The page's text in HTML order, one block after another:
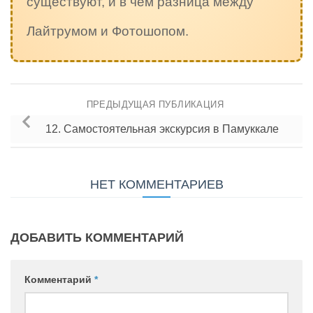
Лайтрумом и Фотошопом.
ПРЕДЫДУЩАЯ ПУБЛИКАЦИЯ
12. Самостоятельная экскурсия в Памуккале
НЕТ КОММЕНТАРИЕВ
ДОБАВИТЬ КОММЕНТАРИЙ
Комментарий *